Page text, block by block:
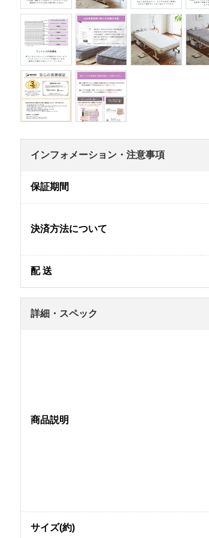
インフォメーション・注意事項
保証期間
決済方法について
配 送
詳細・スペック
商品説明
サイズ(約)